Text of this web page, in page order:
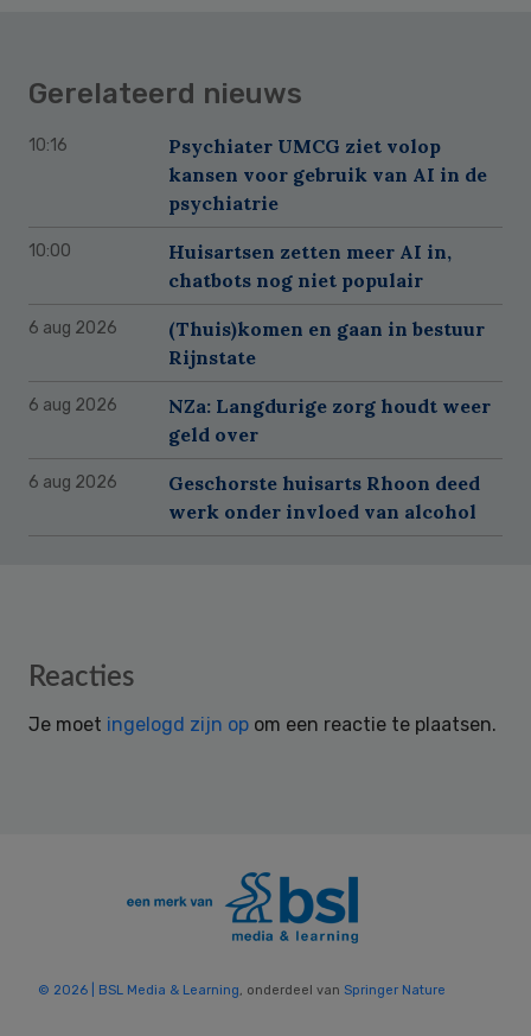
Gerelateerd nieuws
10:16
Psychiater UMCG ziet volop
kansen voor gebruik van AI in de
psychiatrie
10:00
Huisartsen zetten meer AI in,
chatbots nog niet populair
6 aug 2026
(Thuis)komen en gaan in bestuur
Rijnstate
6 aug 2026
NZa: Langdurige zorg houdt weer
geld over
6 aug 2026
Geschorste huisarts Rhoon deed
werk onder invloed van alcohol
Reader
Reacties
Je moet ingelogd zijn op om een reactie te plaatsen.
© 2026 | BSL Media & Learning, onderdeel van Springer Nature